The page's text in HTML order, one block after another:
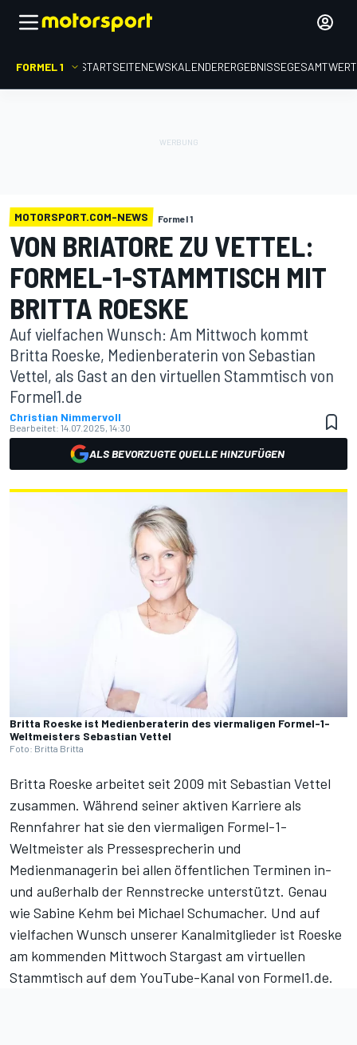
FORMEL 1 STARTSEITENEWSKALENDERERGEBNISSE
MOTORSPORT.COM-NEWS Formel 1
VON BRIATORE ZU VETTEL:
FORMEL-1-STAMMTISCH MIT
BRITTA ROESKE
Auf vielfachen Wunsch: Am Mittwoch kommt
Britta Roeske, Medienberaterin von Sebastian
Vettel, als Gast an den virtuellen Stammtisch von
Formel1.de
Christian Nimmervoll
Bearbeitet: 14.07.2025, 14:30
ALS BEVORZUGTE QUELLE HINZUFÜGEN
Britta Roeske ist Medienberaterin des viermaligen Formel-1-
Weltmeisters Sebastian Vettel
Foto: Britta Britta
Britta Roeske arbeitet seit 2009 mit Sebastian Vettel
zusammen. Während seiner aktiven Karriere als
Rennfahrer hat sie den viermaligen Formel-1-
Weltmeister als Pressesprecherin und
Medienmanagerin bei allen öffentlichen Terminen in-
und außerhalb der Rennstrecke unterstützt. Genau
wie Sabine Kehm bei Michael Schumacher. Und auf
vielfachen Wunsch unserer Kanalmitglieder ist Roeske
am kommenden Mittwoch Stargast am virtuellen
Stammtisch auf dem YouTube-Kanal von Formel1.de.